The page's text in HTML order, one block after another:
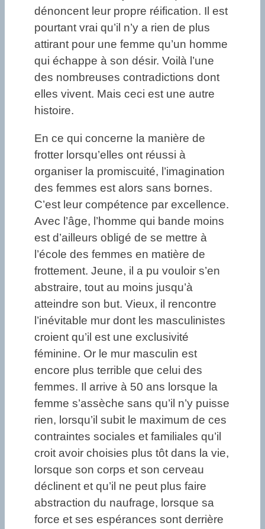
dénoncent leur propre réification. Il est
pourtant vrai qu’il n’y a rien de plus
attirant pour une femme qu’un homme
qui échappe à son désir. Voilà l’une
des nombreuses contradictions dont
elles vivent. Mais ceci est une autre
histoire.
En ce qui concerne la manière de
frotter lorsqu’elles ont réussi à
organiser la promiscuité, l’imagination
des femmes est alors sans bornes.
C’est leur compétence par excellence.
Avec l’âge, l’homme qui bande moins
est d’ailleurs obligé de se mettre à
l’école des femmes en matière de
frottement. Jeune, il a pu vouloir s’en
abstraire, tout au moins jusqu’à
atteindre son but. Vieux, il rencontre
l’inévitable mur dont les masculinistes
croient qu’il est une exclusivité
féminine. Or le mur masculin est
encore plus terrible que celui des
femmes. Il arrive à 50 ans lorsque la
femme s’assèche sans qu’il n’y puisse
rien, lorsqu’il subit le maximum de ces
contraintes sociales et familiales qu’il
croit avoir choisies plus tôt dans la vie,
lorsque son corps et son cerveau
déclinent et qu’il ne peut plus faire
abstraction du naufrage, lorsque sa
force et ses espérances sont derrière